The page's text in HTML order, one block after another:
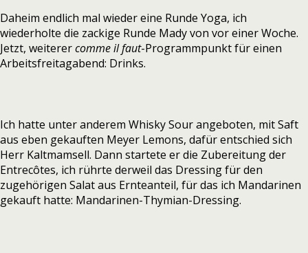
Daheim endlich mal wieder eine Runde Yoga, ich
wiederholte die zackige Runde Mady von vor einer Woche.
Jetzt, weiterercomme il faut-Programmpunkt für einen
Arbeitsfreitagabend: Drinks.
Ich hatte unter anderem Whisky Sour angeboten, mit Saft
aus eben gekauften Meyer Lemons, dafür entschied sich
Herr Kaltmamsell. Dann startete er die Zubereitung der
Entrecôtes, ich rührte derweil das Dressing für den
zugehörigen Salat aus Ernteanteil, für das ich Mandarinen
gekauft hatte: Mandarinen-Thymian-Dressing.